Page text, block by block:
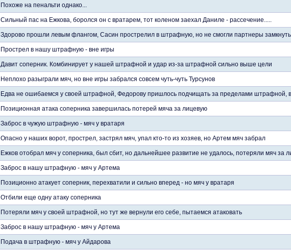
Похоже на пенальти однако...
Сильный пас на Ежкова, боролся он с вратарем, тот коленом заехал Даниле - рассечение.....
Здорово прошли левым флангом, Сасин прострелил в штрафную, но не смогли партнеры замкнуть
Прострел в нашу штрафную - вне игры
Давит соперник. Комбинирует у нашей штрафной и удар из-за штрафной сильно выше цели
Неплохо разыграли мяч, но вне игры забрался совсем чуть-чуть Турсунов
Едва не ошибаемся у своей штрафной, Федорову пришлось подчищать за пределами штрафной,
Позиционная атака соперника завершилась потерей мяча за лицевую
Заброс в чужую штрафную - мяч у вратаря
Опасно у наших ворот, прострел, застрял мяч, упал кто-то из хозяев, но Артем мяч забрал
Ежков отобрал мяч у соперника, был сбит, но дальнейшее развитие не удалось, потеряли мяч за
Заброс в нашу штрафную - мяч у Артема
Позиционно атакует соперник, перехватили и сильно вперед - но мяч у вратаря
Отбили еще одну атаку соперника
Потеряли мяч у своей штрафной, но тут же вернули его себе, пытаемся атаковать
Заброс в нашу штрафную - мяч у Артема
Подача в штрафную - мяч у Айдарова